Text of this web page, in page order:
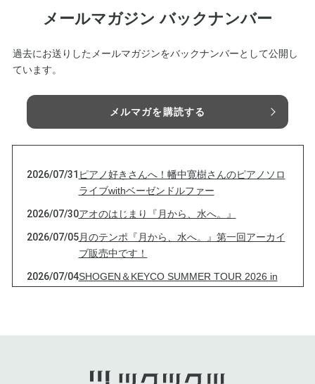
メールマガジン バックナンバー
過去にお送りしたメールマガジンをバックナンバーとして公開し
ています。
メルマガを購読する
2026/07/31 ピアノ好きさんへ！幡中寛樹さんのピアノソロ
ライブwithベーゼンドルファー
2026/07/30アオのはじまり『月から、水へ。』
2026/07/05月のテンポ『月から、水へ。』第一回アーカイ
ブ販売中です！
2026/07/04SHOGEN＆KEYCO SUMMER TOUR 2026 in
＆ハピバライブ